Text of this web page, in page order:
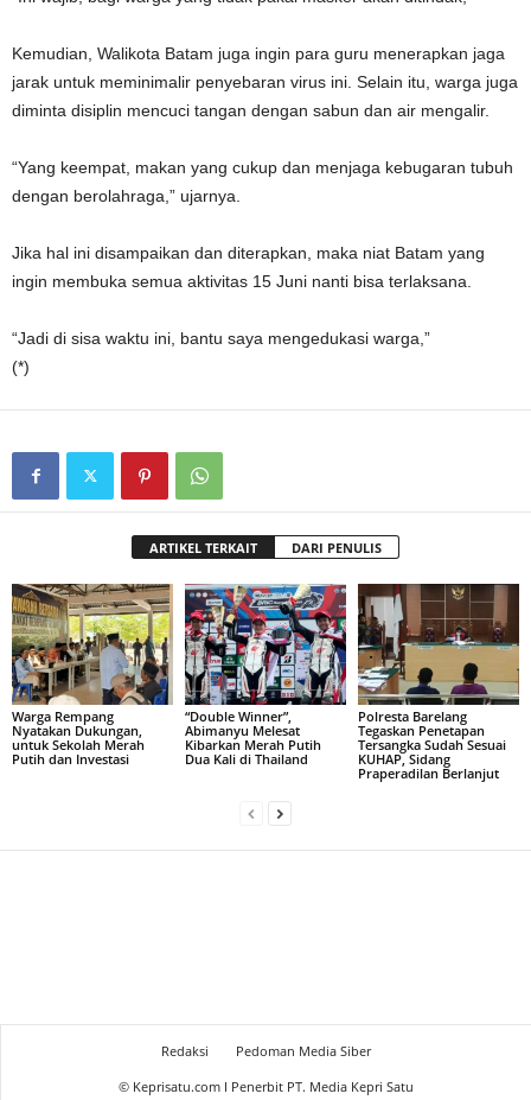
Kemudian, Walikota Batam juga ingin para guru menerapkan jaga
jarak untuk meminimalir penyebaran virus ini. Selain itu, warga juga
diminta disiplin mencuci tangan dengan sabun dan air mengalir.
“Yang keempat, makan yang cukup dan menjaga kebugaran tubuh
dengan berolahraga,” ujarnya.
Jika hal ini disampaikan dan diterapkan, maka niat Batam yang
ingin membuka semua aktivitas 15 Juni nanti bisa terlaksana.
“Jadi di sisa waktu ini, bantu saya mengedukasi warga,”
(*)
ARTIKEL TERKAIT DARI PENULIS
Warga Rempang
Nyatakan Dukungan,
untuk Sekolah Merah
Putih dan Investasi
“Double Winner”,
Abimanyu Melesat
Kibarkan Merah Putih
Dua Kali di Thailand
Polresta Barelang
Tegaskan Penetapan
Tersangka Sudah Sesuai
KUHAP, Sidang
Praperadilan Berlanjut
Redaksi
Pedoman Media Siber
© Keprisatu.com I Penerbit PT. Media Kepri Satu